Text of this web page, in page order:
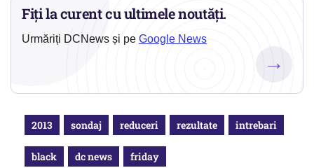
Fiți la curent cu ultimele noutăți.
Urmăriți DCNews și pe Google News
→
2013 sondaj reduceri rezultate intrebari
black dc news friday